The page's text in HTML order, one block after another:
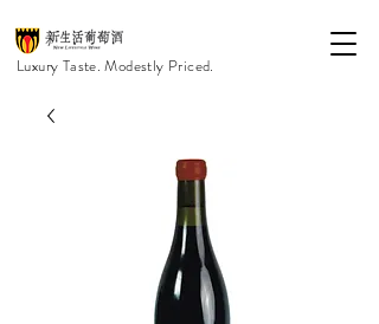
Luxury Taste. Modestly Priced.